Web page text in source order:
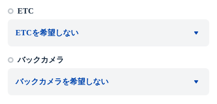
ETC
ETCを希望しない
バックカメラ
バックカメラを希望しない